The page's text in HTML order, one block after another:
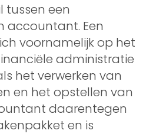
tussen een
accountant. Een
voornamelijk op het
administratie
het verwerken van
en het opstellen van
daarentegen
en is